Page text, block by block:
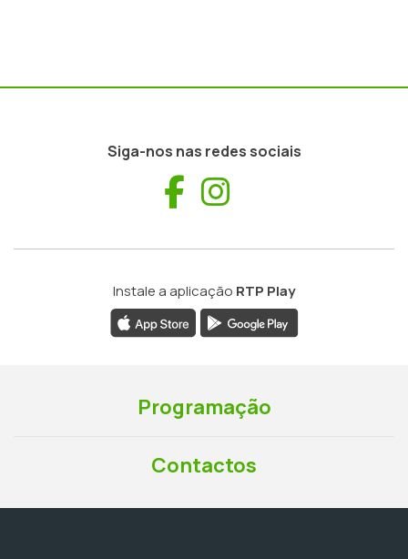
Siga-nos nas redes sociais
Facebook
Instale a aplicação RTP Play
Programação
Contactos